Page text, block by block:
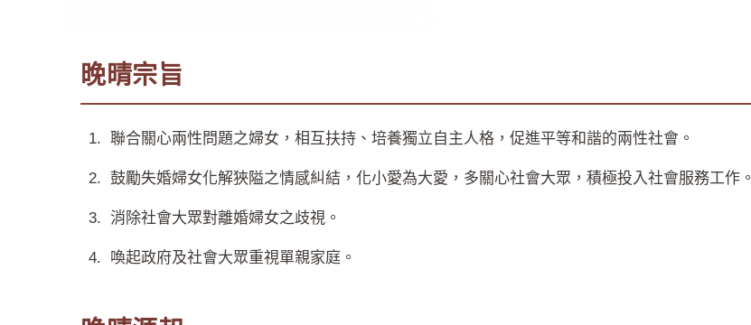
晚晴宗旨
聯合關心兩性問題之婦女，相互扶持、培養獨立自主人格，促進平等和諧的兩性社會。
鼓勵失婚婦女化解狹隘之情感糾結，化小愛為大愛，多關心社會大眾，積極投入社會服務工作。
消除社會大眾對離婚婦女之歧視。
喚起政府及社會大眾重視單親家庭。